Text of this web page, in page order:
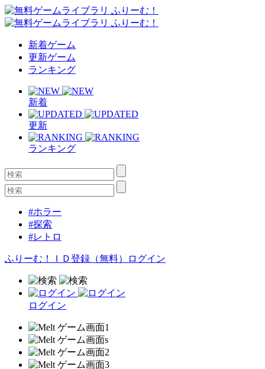
新着ゲーム
更新ゲーム
ランキング
新着
更新
ランキング
#ホラー
#探索
#レトロ
ふりーむ！ＩＤ登録（無料） ログイン
ログイン